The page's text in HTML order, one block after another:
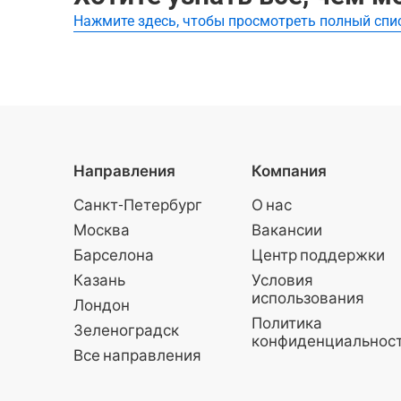
Нажмите здесь, чтобы просмотреть полный
Направления
Санкт-Петербург
Москва
Барселона
Казань
Лондон
Зеленоградск
Все направления
Компания
О нас
Вакансии
Центр поддержки
Условия
использования
Политика